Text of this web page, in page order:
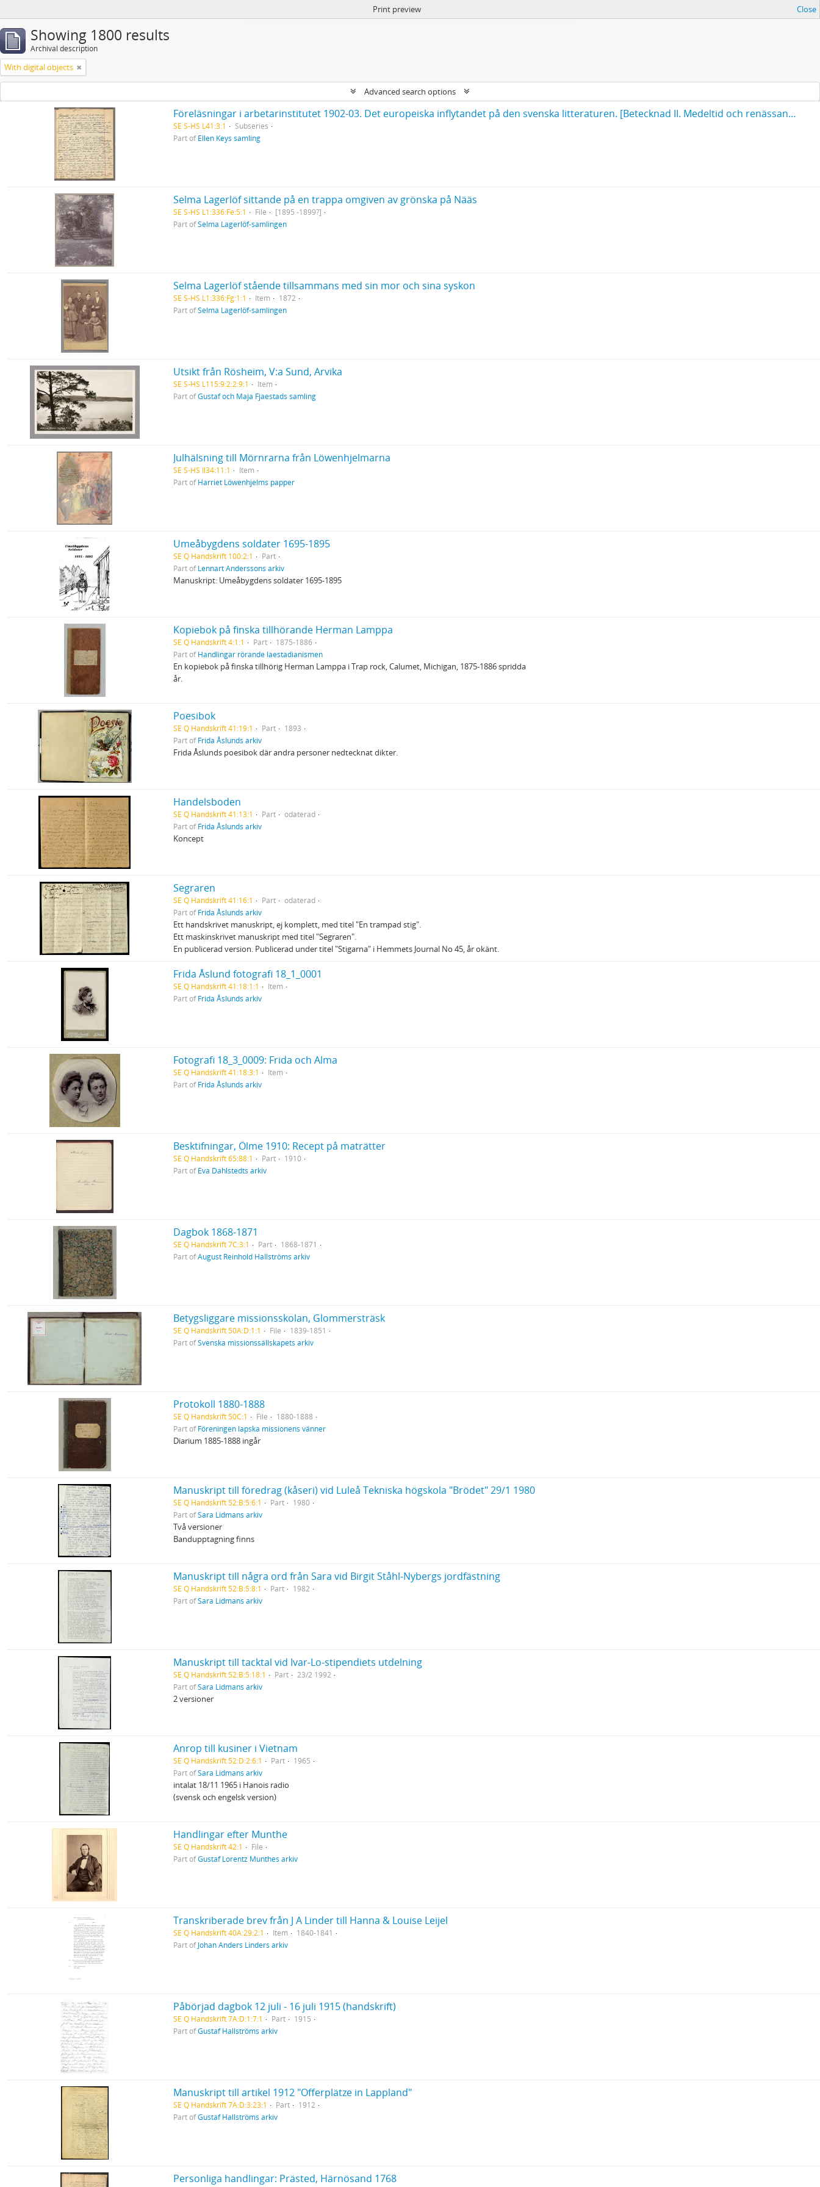
Print preview Close
Showing 1800 results
Archival description
With digital objects
Advanced search options
Föreläsningar i arbetarinstitutet 1902-03. Det europeiska inflytandet på den svenska litteraturen. [Betecknad II. Medeltid och renässans].
SE S-HS L41:3:1
Subseries
Part ofEllen Keys samling
Selma Lagerlöf sittande på en trappa omgiven av grönska på Nääs
SE S-HS L1:336:Fe:5:1 File
[1895 -1899?]
Part ofSelma Lagerlöf-samlingen
Selma Lagerlöf stående tillsammans med sin mor och sina syskon
SE S-HS L1:336:Fg:1:1 Item
1872
Part ofSelma Lagerlöf-samlingen
Utsikt från Rösheim, V:a Sund, Arvika
SE S-HS L115:9:2:2:9:1
Item
Part ofGustaf och Maja Fjaestads samling
Julhälsning till Mörnrarna från Löwenhjelmarna
SE S-HS Il34:11:1
Item
Part ofHarriet Löwenhjelms papper
Umeåbygdens soldater 1695-1895
SE Q Handskrift 100:2:1
Part
Part ofLennart Anderssons arkiv
Manuskript: Umeåbygdens soldater 1695-1895
Kopiebok på finska tillhörande Herman Lamppa
SE Q Handskrift 4:1:1 Part
1875-1886
Part ofHandlingar rörande laestadianismen
En kopiebok på finska tillhörig Herman Lamppa i Trap rock, Calumet, Michigan, 1875-1886 spridda
år.
Poesibok
SE Q Handskrift 41:19:1 Part
1893
Part ofFrida Åslunds arkiv
Frida Åslunds poesibok där andra personer nedtecknat dikter.
Handelsboden
SE Q Handskrift 41:13:1 Part
odaterad
Part ofFrida Åslunds arkiv
Koncept
Segraren
SE Q Handskrift 41:16:1 Part
odaterad
Part ofFrida Åslunds arkiv
Ett handskrivet manuskript, ej komplett, med titel "En trampad stig".
Ett maskinskrivet manuskript med titel "Segraren".
En publicerad version. Publicerad under titel "Stigarna" i Hemmets Journal No 45, år okänt.
Frida Åslund fotografi 18_1_0001
SE Q Handskrift 41:18:1:1
Item
Part ofFrida Åslunds arkiv
Fotografi 18_3_0009: Frida och Alma
SE Q Handskrift 41:18:3:1
Item
Part ofFrida Åslunds arkiv
Besktifningar, Ölme 1910: Recept på maträtter
SE Q Handskrift 65:88:1 Part
1910
Part ofEva Dahlstedts arkiv
Dagbok 1868-1871
SE Q Handskrift 7C:3:1 Part
1868-1871
Part ofAugust Reinhold Hallströms arkiv
Betygsliggare missionsskolan, Glommersträsk
SE Q Handskrift 50A:D:1:1 File
1839-1851
Part ofSvenska missionssällskapets arkiv
Protokoll 1880-1888
SE Q Handskrift 50C:1 File
1880-1888
Part ofFöreningen lapska missionens vänner
Diarium 1885-1888 ingår
Manuskript till föredrag (kåseri) vid Luleå Tekniska högskola "Brödet" 29/1 1980
SE Q Handskrift 52:B:5:6:1 Part
1980
Part ofSara Lidmans arkiv
Två versioner
Bandupptagning finns
Manuskript till några ord från Sara vid Birgit Ståhl-Nybergs jordfästning
SE Q Handskrift 52:B:5:8:1 Part
1982
Part ofSara Lidmans arkiv
Manuskript till tacktal vid Ivar-Lo-stipendiets utdelning
SE Q Handskrift 52:B:5:18:1 Part
23/2 1992
Part ofSara Lidmans arkiv
2 versioner
Anrop till kusiner i Vietnam
SE Q Handskrift 52:D:2:6:1 Part
1965
Part ofSara Lidmans arkiv
intalat 18/11 1965 i Hanois radio
(svensk och engelsk version)
Handlingar efter Munthe
SE Q Handskrift 42:1
File
Part ofGustaf Lorentz Munthes arkiv
Transkriberade brev från J A Linder till Hanna & Louise Leijel
SE Q Handskrift 40A:29:2:1 Item
1840-1841
Part ofJohan Anders Linders arkiv
Påbörjad dagbok 12 juli - 16 juli 1915 (handskrift)
SE Q Handskrift 7A:D:1:7:1 Part
1915
Part ofGustaf Hallströms arkiv
Manuskript till artikel 1912 "Offerplätze in Lappland"
SE Q Handskrift 7A:D:3:23:1 Part
1912
Part ofGustaf Hallströms arkiv
Personliga handlingar: Prästed, Härnösand 1768